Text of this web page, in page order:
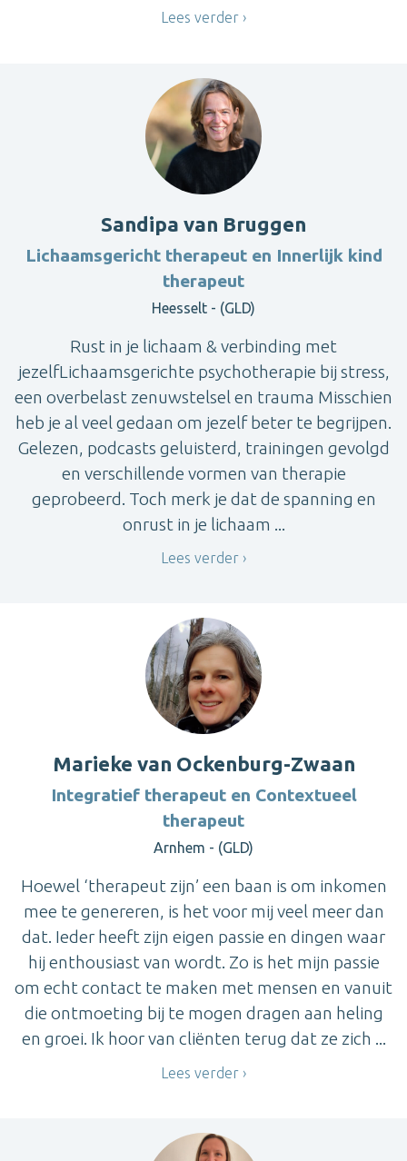
Lees verder
Sandipa van Bruggen
Lichaamsgericht therapeut en Innerlijk kind
therapeut
Heesselt - (GLD)
Rust in je lichaam & verbinding met
jezelfLichaamsgerichte psychotherapie bij stress,
een overbelast zenuwstelsel en trauma Misschien
heb je al veel gedaan om jezelf beter te begrijpen.
Gelezen, podcasts geluisterd, trainingen gevolgd
en verschillende vormen van therapie
geprobeerd. Toch merk je dat de spanning en
onrust in je lichaam ...
Lees verder
Marieke van Ockenburg-Zwaan
Integratief therapeut en Contextueel
therapeut
Arnhem - (GLD)
Hoewel ‘therapeut zijn’ een baan is om inkomen
mee te genereren, is het voor mij veel meer dan
dat. Ieder heeft zijn eigen passie en dingen waar
hij enthousiast van wordt. Zo is het mijn passie
om echt contact te maken met mensen en vanuit
die ontmoeting bij te mogen dragen aan heling
en groei. Ik hoor van cliënten terug dat ze zich ...
Lees verder